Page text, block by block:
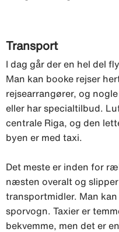
Transport
I dag går der en hel del
Man kan booke rejser
rejsearrangører, og
eller har specialtilbud.
centrale Riga, og den
byen er med taxi.
Det meste er inden for
næsten overalt og
transportmidler. Man
sporvogn. Taxier er
bekvemme, men det er